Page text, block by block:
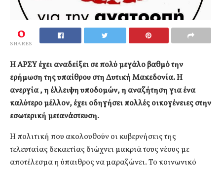
0
SHARES
Η ΑΡΣΥ έχει αναδείξει σε πολύ μεγάλο βαθμό την
ερήμωση της υπαίθρου στη Δυτική Μακεδονία. Η
ανεργία , η έλλειψη υποδομών, η αναζήτηση για ένα
καλύτερο μέλλον, έχει οδηγήσει πολλές οικογένειες στην
εσωτερική μετανάστευση.
Η πολιτική που ακολουθούν οι κυβερνήσεις της
τελευταίας δεκαετίας διώχνει μακριά τους νέους με
αποτέλεσμα η ύπαιθρος να μαραζώνει. Το κοινωνικό